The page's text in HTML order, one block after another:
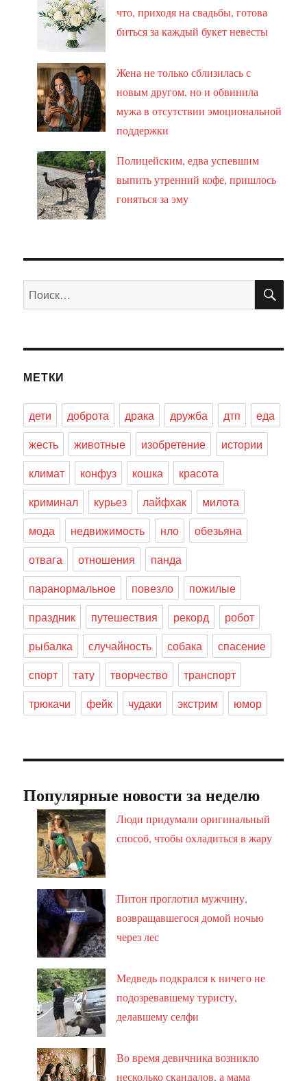
что, приходя на свадьбы, готова
биться за каждый букет невесты
Жена не только сблизилась с
новым другом, но и обвинила
мужа в отсутствии эмоциональной
поддержки
Полицейским, едва успевшим
выпить утренний кофе, пришлось
гоняться за эму
Искать:
МЕТКИ
дети доброта драка дружба дтп
еда
жесть
животные изобретение
истории
климат
конфуз кошка
красота
криминал
курьез лайфхак
милота
мода
недвижимость нло
обезьяна
отвага
отношения
панда
паранормальное
повезло
пожилые
праздник
путешествия рекорд
робот
рыбалка
случайность собака
спасение
спорт
тату творчество
транспорт
трюкачи
фейк чудаки экстрим юмор
Популярные новости за неделю
Люди придумали оригинальный
способ, чтобы охладиться в жару
Питон проглотил мужчину,
возвращавшегося домой ночью
через лес
Медведь подкрался к ничего не
подозревавшему туристу,
делавшему селфи
Во время девичника возникло
несколько скандалов, а мама